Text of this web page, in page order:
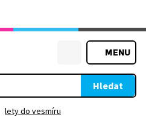
MENU
Hledat
lety do vesmíru